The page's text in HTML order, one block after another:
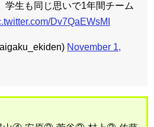
学生も同じ思いで1年間チーム
Dv7QaEWsMI
November 1,